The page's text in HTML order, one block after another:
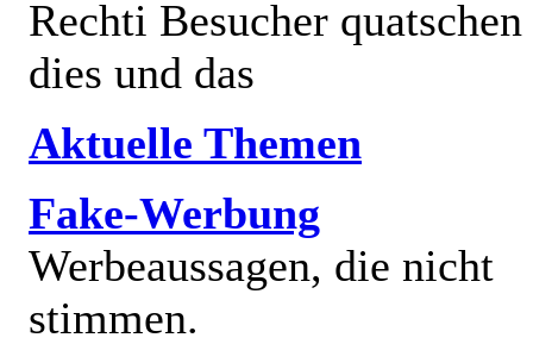
Rechti Besucher
dies und das
Aktuelle Themen
Fake-Werbung
Werbeaussagen, die nicht
stimmen.